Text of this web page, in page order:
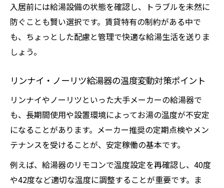
入居前には給湯設備の状態を確認し、トラブルを未然に
防ぐことも賢い選択です。賃貸特有の制約がある中で
も、ちょっとした配慮と管理で快適な給湯生活を送りま
しょう。
リンナイ・ノーリツ給湯器の温度変動対策ポイント
リンナイやノーリツといった大手メーカーの給湯器で
も、長期間使用や設置環境によってお湯の温度が不安定
になることがあります。メーカー推奨の定期点検やメン
テナンスを受けることが、安定稼働の基本です。
例えば、給湯器のリモコンで温度設定を再確認し、40度
や42度など適切な温度に調整することが重要です。ま